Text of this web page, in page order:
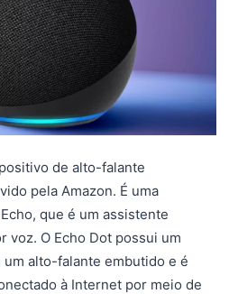
de alto-falante
pela Amazon. É uma
que é um assistente
voz. O Echo Dot possui um
alto-falante embutido e é
à Internet por meio de